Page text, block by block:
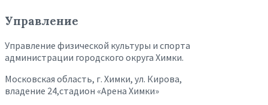
Управление
Управление физической культуры и спорта
администрации городского округа Химки.
Московская область, г. Химки, ул. Кирова,
владение 24,стадион «Арена Химки»